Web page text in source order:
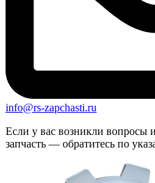
info@rs-zapchasti.ru
Если у вас возникли вопросы
запчасть — обратитесь по